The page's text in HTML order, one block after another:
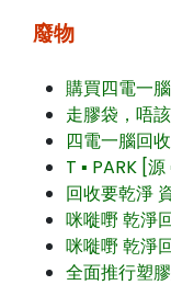
廢物
購買四電一
走膠袋，唔該
四電一腦回
T ▪ PARK [
回收要乾淨
咪嘥嘢 乾淨
咪嘥嘢 乾淨
全面推行塑